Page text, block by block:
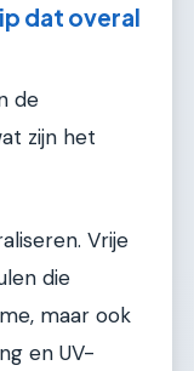
dat overal
de
zijn het
Vrije
die
maar ook
en UV-